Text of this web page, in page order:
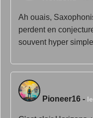
Ah ouais,
perdent en
souvent hyper
Pioneer16 -